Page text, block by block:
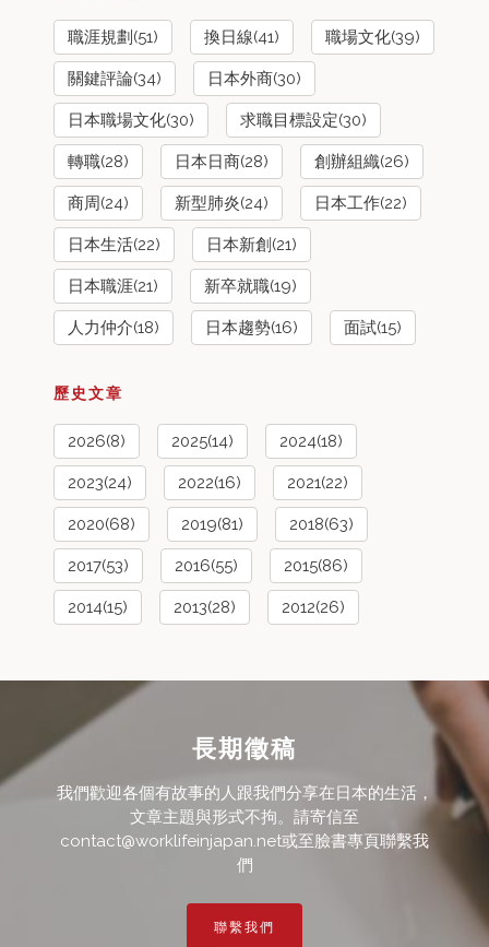
職涯規劃(51) 換日線(41) 職場文化(39)
關鍵評論(34) 日本外商(30)
日本職場文化(30) 求職目標設定(30)
轉職(28) 日本日商(28) 創辦組織(26)
商周(24) 新型肺炎(24) 日本工作(22)
日本生活(22) 日本新創(21)
日本職涯(21) 新卒就職(19)
人力仲介(18) 日本趨勢(16) 面試(15)
歷史文章
2026(8) 2025(14) 2024(18)
2023(24) 2022(16) 2021(22)
2020(68) 2019(81) 2018(63)
2017(53) 2016(55) 2015(86)
2014(15) 2013(28) 2012(26)
長期徵稿
我們歡迎各個有故事的人跟我們分享在日本的生活，
文章主題與形式不拘。請寄信至
contact@worklifeinjapan.net或至臉書專頁聯繫我
們
聯繫我們